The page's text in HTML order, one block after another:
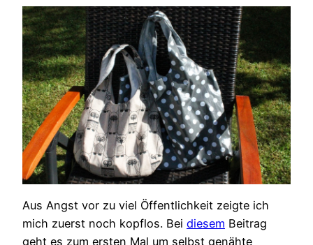
Aus Angst vor zu viel Öffentlichkeit zeigte ich
mich zuerst noch kopflos. Bei diesem Beitrag
geht es zum ersten Mal um selbst genähte